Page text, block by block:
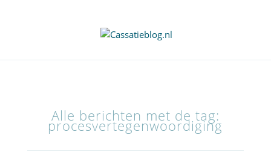
Alle berichten met de tag:
procesvertegenwoordiging